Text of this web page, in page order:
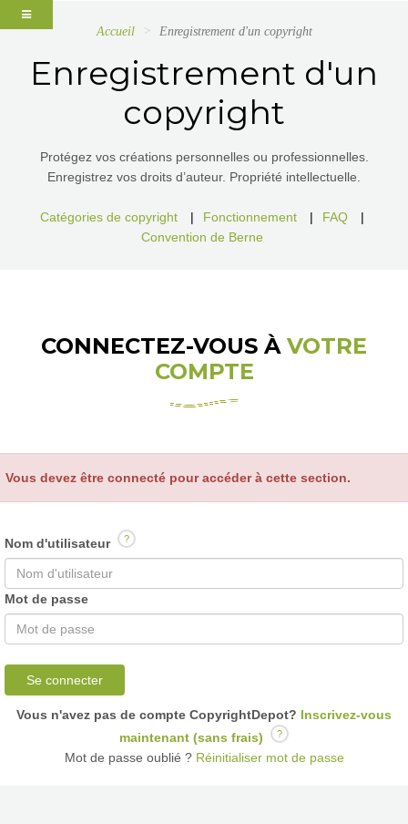
Accueil Enregistrement d'un copyright
Enregistrement d'un
copyright
Protégez vos créations personnelles ou professionnelles.
Enregistrez vos droits d’auteur. Propriété intellectuelle.
Catégories de copyright | Fonctionnement | FAQ
|
Convention de Berne
CONNECTEZ-VOUS À VOTRE
COMPTE
Vous devez être connecté pour accéder à cette section.
Nom d'utilisateur ?
Mot de passe
Se connecter
Vous n'avez pas de compte CopyrightDepot? Inscrivez-vous
maintenant (sans frais)
?
Mot de passe oublié ?Réinitialiser mot de passe